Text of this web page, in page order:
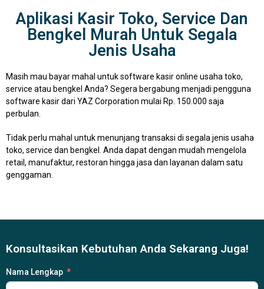
Aplikasi Kasir Toko, Service Dan
Bengkel Murah Untuk Segala
Jenis Usaha
Masih mau bayar mahal untuk software kasir online usaha toko,
service atau bengkel Anda? Segera bergabung menjadi pengguna
software kasir dari YAZ Corporation mulai Rp. 150.000 saja
perbulan.
Tidak perlu mahal untuk menunjang transaksi di segala jenis usaha
toko, service dan bengkel. Anda dapat dengan mudah mengelola
retail, manufaktur, restoran hingga jasa dan layanan dalam satu
genggaman.
Konsultasikan Kebutuhan Anda Sekarang Juga!
Nama Lengkap